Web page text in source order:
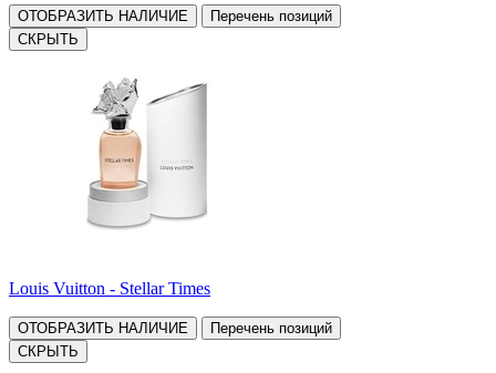
ОТОБРАЗИТЬ НАЛИЧИЕ
Перечень позиций
СКРЫТЬ
Louis Vuitton - Stellar Times
ОТОБРАЗИТЬ НАЛИЧИЕ
Перечень позиций
СКРЫТЬ